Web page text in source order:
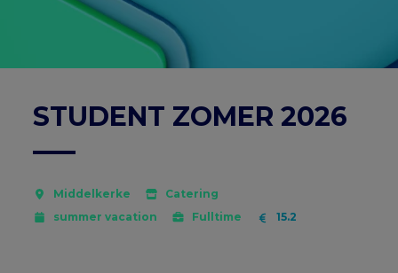
STUDENT ZOMER 2026
Middelkerke
Catering
summer vacation
Fulltime 15.2